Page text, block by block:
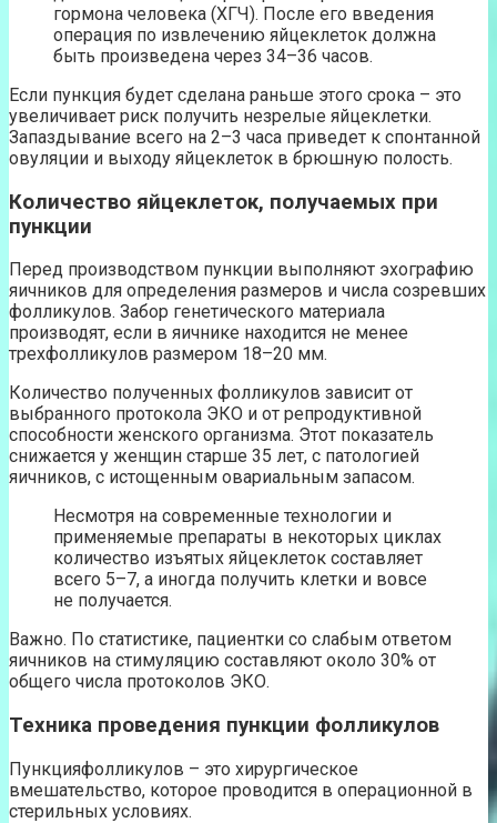
гормона человека (ХГЧ). После его введения
операция по извлечению яйцеклеток должна
быть произведена через 34–36 часов.
Если пункция будет сделана раньше этого срока – это
увеличивает риск получить незрелые яйцеклетки.
Запаздывание всего на 2–3 часа приведет к спонтанной
овуляции и выходу яйцеклеток в брюшную полость.
Количество яйцеклеток, получаемых при
пункции
Перед производством пункции выполняют эхографию
яичников для определения размеров и числа созревших
фолликулов. Забор генетического материала
производят, если в яичнике находится не менее
трехфолликулов размером 18–20 мм.
Количество полученных фолликулов зависит от
выбранного протокола ЭКО и от репродуктивной
способности женского организма. Этот показатель
снижается у женщин старше 35 лет, с патологией
яичников, с истощенным овариальным запасом.
Несмотря на современные технологии и
применяемые препараты в некоторых циклах
количество изъятых яйцеклеток составляет
всего 5–7, а иногда получить клетки и вовсе
не получается.
Важно. По статистике, пациентки со слабым ответом
яичников на стимуляцию составляют около 30% от
общего числа протоколов ЭКО.
Техника проведения пункции фолликулов
Пункцияфолликулов – это хирургическое
вмешательство, которое проводится в операционной в
стерильных условиях.